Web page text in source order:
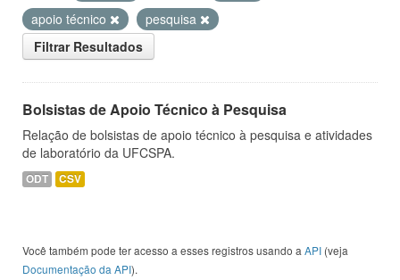
apoio técnico
pesquisa
Filtrar Resultados
Bolsistas de Apoio Técnico à Pesquisa
Relação de bolsistas de apoio técnico à pesquisa e atividades
de laboratório da UFCSPA.
ODT CSV
Você também pode ter acesso a esses registros usando a API (veja
Documentação da API).